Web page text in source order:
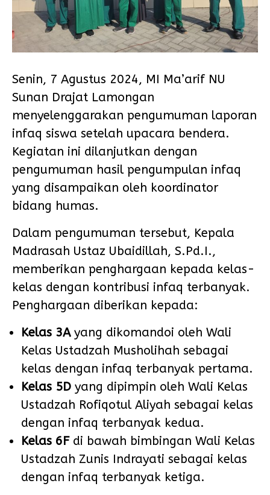
Senin, 7 Agustus 2024, MI Ma’arif NU
Sunan Drajat Lamongan
menyelenggarakan pengumuman laporan
infaq siswa setelah upacara bendera.
Kegiatan ini dilanjutkan dengan
pengumuman hasil pengumpulan infaq
yang disampaikan oleh koordinator
bidang humas.
Dalam pengumuman tersebut, Kepala
Madrasah Ustaz Ubaidillah, S.Pd.I.,
memberikan penghargaan kepada kelas-
kelas dengan kontribusi infaq terbanyak.
Penghargaan diberikan kepada:
Kelas 3Ayang dikomandoi oleh Wali
Kelas Ustadzah Musholihah sebagai
kelas dengan infaq terbanyak pertama.
Kelas 5D yang dipimpin oleh Wali Kelas
Ustadzah Rofiqotul Aliyah sebagai kelas
dengan infaq terbanyak kedua.
Kelas 6Fdi bawah bimbingan Wali Kelas
Ustadzah Zunis Indrayati sebagai kelas
dengan infaq terbanyak ketiga.